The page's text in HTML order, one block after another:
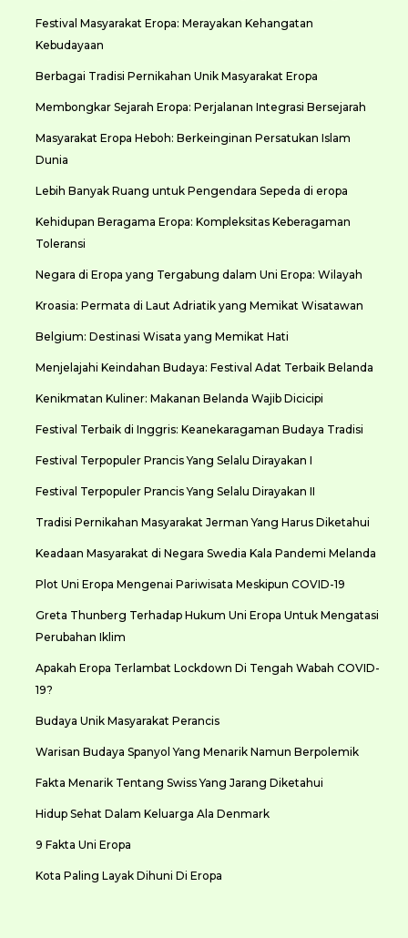
Festival Masyarakat Eropa: Merayakan Kehangatan
Kebudayaan
Berbagai Tradisi Pernikahan Unik Masyarakat Eropa
Membongkar Sejarah Eropa: Perjalanan Integrasi Bersejarah
Masyarakat Eropa Heboh: Berkeinginan Persatukan Islam
Dunia
Lebih Banyak Ruang untuk Pengendara Sepeda di eropa
Kehidupan Beragama Eropa: Kompleksitas Keberagaman
Toleransi
Negara di Eropa yang Tergabung dalam Uni Eropa: Wilayah
Kroasia: Permata di Laut Adriatik yang Memikat Wisatawan
Belgium: Destinasi Wisata yang Memikat Hati
Menjelajahi Keindahan Budaya: Festival Adat Terbaik Belanda
Kenikmatan Kuliner: Makanan Belanda Wajib Dicicipi
Festival Terbaik di Inggris: Keanekaragaman Budaya Tradisi
Festival Terpopuler Prancis Yang Selalu Dirayakan I
Festival Terpopuler Prancis Yang Selalu Dirayakan II
Tradisi Pernikahan Masyarakat Jerman Yang Harus Diketahui
Keadaan Masyarakat di Negara Swedia Kala Pandemi Melanda
Plot Uni Eropa Mengenai Pariwisata Meskipun COVID-19
Greta Thunberg Terhadap Hukum Uni Eropa Untuk Mengatasi
Perubahan Iklim
Apakah Eropa Terlambat Lockdown Di Tengah Wabah COVID-
19?
Budaya Unik Masyarakat Perancis
Warisan Budaya Spanyol Yang Menarik Namun Berpolemik
Fakta Menarik Tentang Swiss Yang Jarang Diketahui
Hidup Sehat Dalam Keluarga Ala Denmark
9 Fakta Uni Eropa
Kota Paling Layak Dihuni Di Eropa